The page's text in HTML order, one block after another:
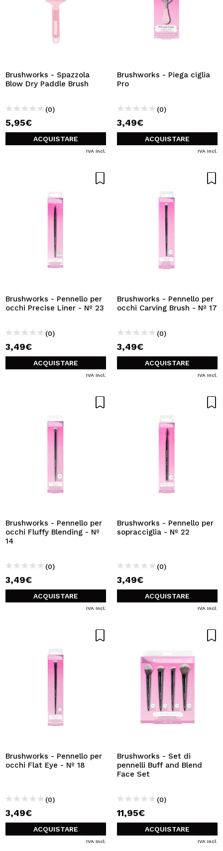
Brushworks - Spazzola
Blow Dry Paddle Brush
(0)
5,95€
ACQUISTARE
IVA Incl.
Brushworks - Piega ciglia
Pro
(0)
3,49€
ACQUISTARE
IVA Incl.
Brushworks - Pennello per
occhi Precise Liner - Nº 23
(0)
3,49€
ACQUISTARE
IVA Incl.
Brushworks - Pennello per
occhi Carving Brush - Nº 17
(0)
3,49€
ACQUISTARE
IVA Incl.
Brushworks - Pennello per
occhi Fluffy Blending - Nº
14
(0)
3,49€
ACQUISTARE
IVA Incl.
Brushworks - Pennello per
sopracciglia - Nº 22
(0)
3,49€
ACQUISTARE
IVA Incl.
Brushworks - Pennello per
occhi Flat Eye - Nº 18
(0)
3,49€
ACQUISTARE
IVA Incl.
Brushworks - Set di
pennelli Buff and Blend
Face Set
(0)
11,95€
ACQUISTARE
IVA Incl.